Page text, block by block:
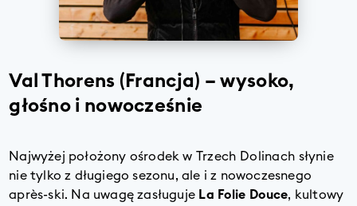
Val Thorens (Francja) – wysoko,
głośno i nowocześnie
Najwyżej położony ośrodek w Trzech Dolinach słynie
nie tylko z długiego sezonu, ale i z nowoczesnego
après-ski. Na uwagę zasługuje La Folie Douce, kultowy